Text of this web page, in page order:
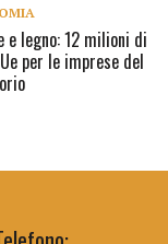
e legno: 12 milioni di
per le imprese del